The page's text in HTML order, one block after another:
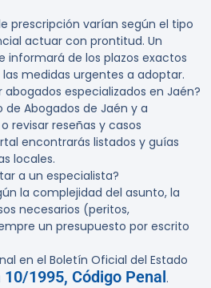
prescripción varían según el tipo
actuar con prontitud. Un
informará de los plazos exactos
medidas urgentes a adoptar.
especializados en Jaén?
de Abogados de Jaén y a
revisar reseñas y casos
encontrarás listados y guías
locales.
a un especialista?
la complejidad del asunto, la
necesarios (peritos,
un presupuesto por escrito
en el Boletín Oficial del Estado
10/1995, Código Penal.